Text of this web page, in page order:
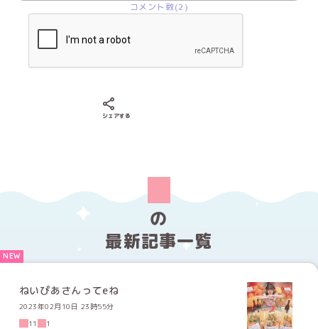
コメント数(2)
シェアする
の
最新記事一覧
ねいぴあさんってeね
2023年02月10日 23時55分
11
1